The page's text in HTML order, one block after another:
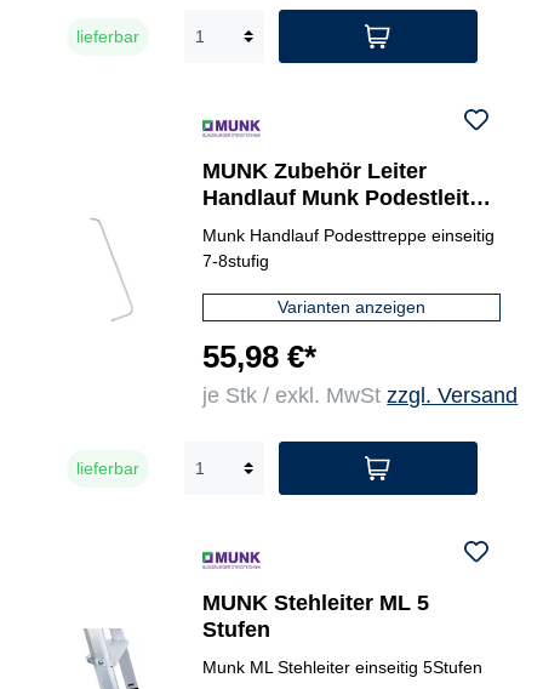
lieferbar
MUNK Zubehör Leiter
Handlauf Munk Podestleiter
50107, 50108
Munk Handlauf Podesttreppe einseitig
7-8stufig
Varianten anzeigen
55,98 €*
je Stk / exkl. MwStzzgl. Versand
lieferbar
MUNK Stehleiter ML 5
Stufen
Munk ML Stehleiter einseitig 5Stufen